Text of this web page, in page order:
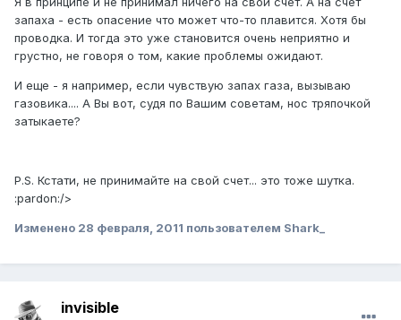
запаха - есть опасение что может что-то плавится. Хотя бы
проводка. И тогда это уже становится очень неприятно и
грустно, не говоря о том, какие проблемы ожидают.
И еще - я например, если чувствую запах газа, вызываю
газовика.... А Вы вот, судя по Вашим советам, нос тряпочкой
затыкаете?
P.S. Кстати, не принимайте на свой счет... это тоже шутка.
:pardon:/>
Изменено 28 февраля, 2011 пользователем Shark_
invisible